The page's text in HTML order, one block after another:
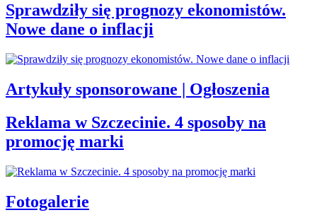
Sprawdziły się prognozy ekonomistów.
Nowe dane o inflacji
Artykuły sponsorowane | Ogłoszenia
Reklama w Szczecinie. 4 sposoby na
promocję marki
Fotogalerie